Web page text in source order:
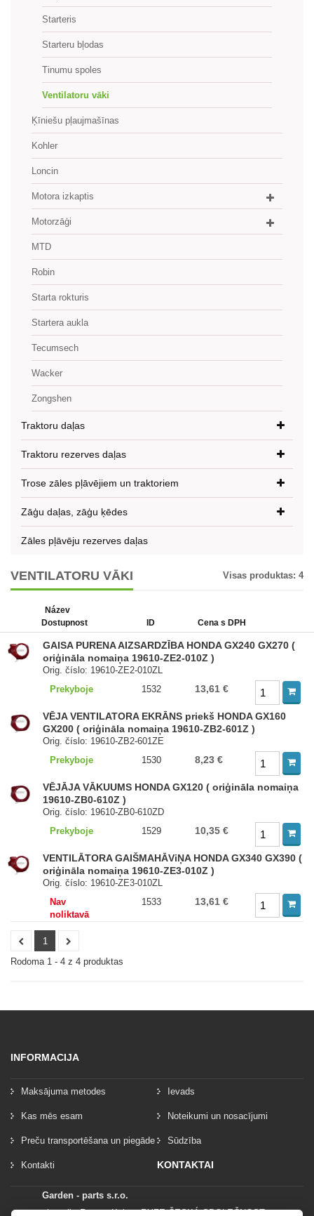
Starteris
Starteru bļodas
Tinumu spoles
Ventilatoru vāki
Ķīniešu pļaujmašīnas
Kohler
Loncin
Motora izkaptis
Motorzāģi
MTD
Robin
Starta rokturis
Startera aukla
Tecumsech
Wacker
Zongshen
Traktoru daļas
Traktoru rezerves daļas
Trose zāles pļāvējiem un traktoriem
Zāģu daļas, zāģu ķēdes
Zāles pļāvēju rezerves daļas
VENTILATORU VĀKI Visas produktas: 4
Název
Dostupnost
ID Cena s DPH
GAISA PURENA AIZSARDZĪBA HONDA GX240 GX270 (
oriģināla nomaiņa 19610-ZE2-010Z )
Orig. číslo: 19610-ZE2-010ZL
Prekyboje
1532 13,61 €
VĒJA VENTILATORA EKRĀNS priekš HONDA GX160
GX200 ( oriģināla nomaiņa 19610-ZB2-601Z )
Orig. číslo: 19610-ZB2-601ZE
Prekyboje
1530 8,23 €
VĒJĀJA VĀKUUMS HONDA GX120 ( oriģināla nomaiņa
19610-ZB0-610Z )
Orig. číslo: 19610-ZB0-610ZD
Prekyboje
1529 10,35 €
VENTILĀTORA GAIŠMAHĀViŅA HONDA GX340 GX390 (
oriģināla nomaiņa 19610-ZE3-010Z )
Orig. číslo: 19610-ZE3-010ZL
Nav
noliktavā
1533 13,61 €
1
Rodoma 1 - 4 z 4 produktas
INFORMACIJA
Maksājuma metodes Ievads
Kas mēs esam Noteikumi un nosacījumi
Preču transportēšana un piegāde Sūdzība
Kontakti KONTAKTAI
Garden - parts s.r.o.
vlastník: Roman Kylar - RYZE ČESKÁ SPOLEČNOST